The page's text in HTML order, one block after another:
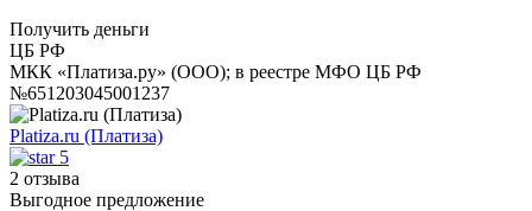
Получить деньги
ЦБ РФ
МКК «Платиза.ру» (ООО); в реестре МФО ЦБ РФ
№651203045001237
Platiza.ru (Платиза)
5
2 отзыва
Выгодное предложение